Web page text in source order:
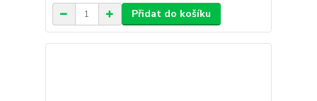
Přidat do košíku